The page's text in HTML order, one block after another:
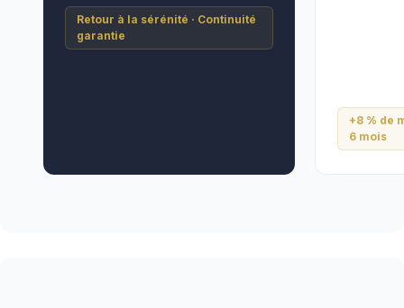
Retour à la sérénité · Continuité
garantie
+8 % de
6 mois